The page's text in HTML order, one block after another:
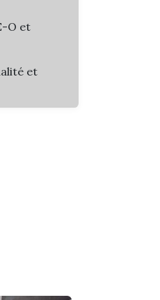
O et
et